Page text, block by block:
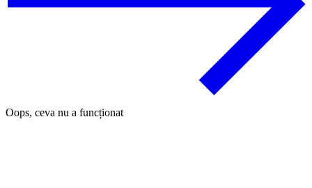
Oops, ceva nu a funcționat